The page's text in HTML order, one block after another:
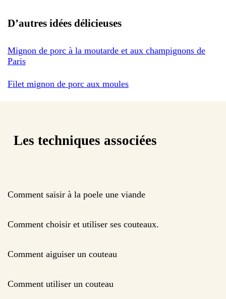
D’autres idées délicieuses
Mignon de porc à la moutarde et aux champignons de
Paris
Filet mignon de porc aux moules
Les techniques associées
Comment saisir à la poele une viande
Comment choisir et utiliser ses couteaux.
Comment aiguiser un couteau
Comment utiliser un couteau